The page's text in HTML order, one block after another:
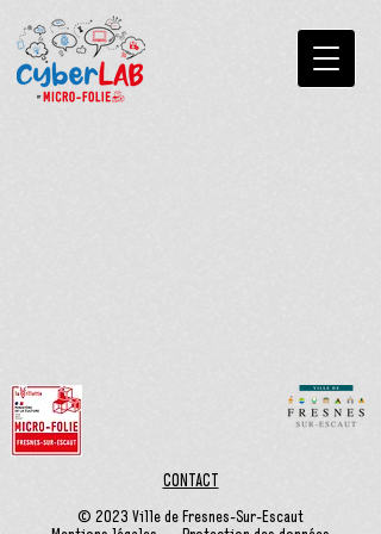
CONTACT
© 2023 Ville de Fresnes-Sur-Escaut